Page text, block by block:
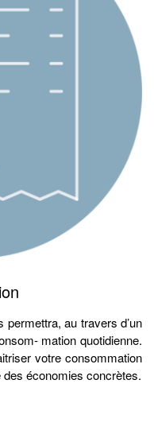
au travers d’un
mation quotidienne.
votre consommation
économies concrètes.